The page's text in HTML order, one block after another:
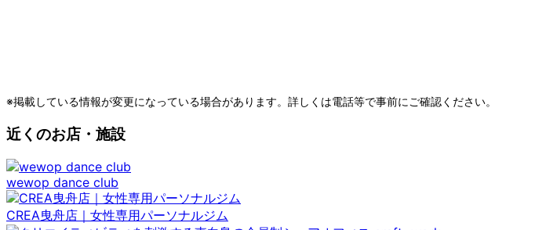
※掲載している情報が変更になっている場合があります。詳しくは電話等で事前にご確認ください。
近くのお店・施設
wewop dance club
CREA曳舟店｜女性専用パーソナルジム